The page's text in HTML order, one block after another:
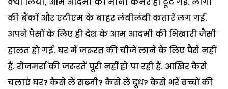
की बैंकों और एटीएम के बाहर लंबीलंबी कतारें लग गईं.
अपने पैसों के लिए ही देश के आम आदमी की भिखारी जैसी
हालत हो गई. घर में जरूरत की चीजें लाने के लिए पैसे नहीं
हैं. रोजमर्रा की जरूरतें पूरी नहीं हो पा रही हैं. आखिर कैसे
चलाएं घर? कैसे लें सब्जी? कैसे लें दूध? कैसे भरें बच्चों की